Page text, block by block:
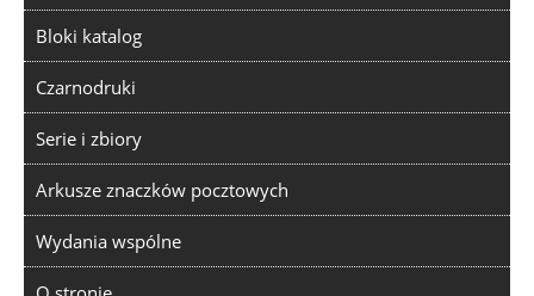
Bloki katalog
Czarnodruki
Serie i zbiory
Arkusze znaczków pocztowych
Wydania wspólne